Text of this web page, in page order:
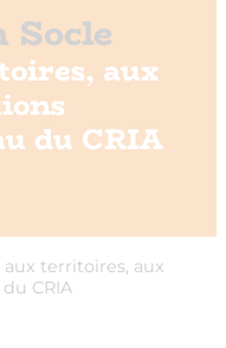
Socle
aux
du CRIA
aux territoires, aux
CRIA